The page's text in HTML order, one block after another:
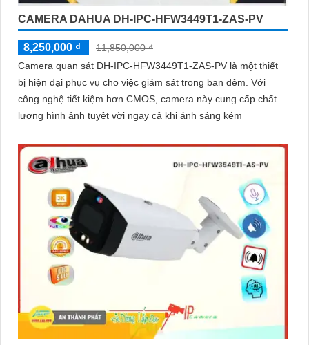
CAMERA DAHUA DH-IPC-HFW3449T1-ZAS-PV
8,250,000 ₫
11,850,000 ₫
Camera quan sát DH-IPC-HFW3449T1-ZAS-PV là một thiết
bị hiện đại phục vụ cho việc giám sát trong ban đêm. Với
công nghệ tiết kiệm hơn CMOS, camera này cung cấp chất
lượng hình ảnh tuyệt vời ngay cả khi ánh sáng kém